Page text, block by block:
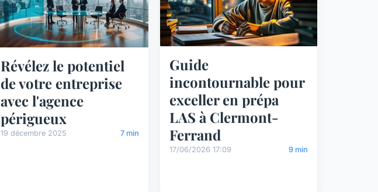
Révélez le potentiel
de votre entreprise
avec l'agence
périgueux
19 décembre 2025 7 min
Guide
incontournable pour
exceller en prépa
LAS à Clermont-
Ferrand
17/06/2026 17:09 9 min